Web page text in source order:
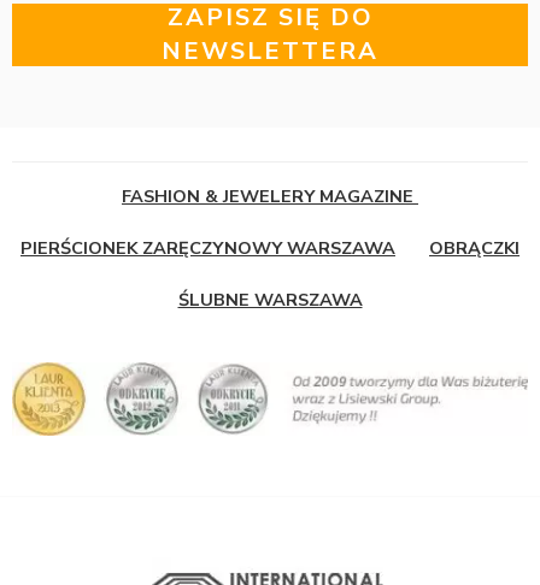
ZAPISZ SIĘ DO
NEWSLETTERA
FASHION & JEWELERY MAGAZINE
PIERŚCIONEK ZARĘCZYNOWY WARSZAWA OBRĄCZKI
ŚLUBNE WARSZAWA